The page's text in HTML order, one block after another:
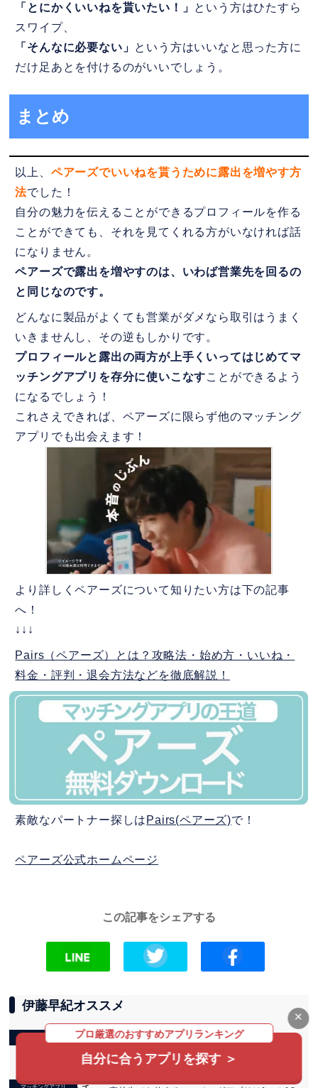
「とにかくいいねを貰いたい！」 という方はひたすら
スワイプ、
「そんなに必要ない」 という方はいいなと思った方に
だけ足あとを付けるのがいいでしょう。
まとめ
以上、 ペアーズでいいねを貰うために露出を増やす方
法でした！
自分の魅力を伝えることができるプロフィールを作る
ことができても、それを見てくれる方がいなければ話
になりません。
ペアーズで露出を増やすのは、いわば営業先を回るの
と同じなのです。
どんなに製品がよくても営業がダメなら取引はうまく
いきませんし、その逆もしかりです。
プロフィールと露出の両方が上手くいってはじめてマ
ッチングアプリを存分に使いこなすことができるよう
になるでしょう！
これさえできれば、ペアーズに限らず他のマッチング
アプリでも出会えます！
より詳しくペアーズについて知りたい方は下の記事
へ！
↓↓↓
Pairs（ペアーズ）とは？攻略法・始め方・いいね・
料金・評判・退会方法などを徹底解説！
素敵なパートナー探しは Pairs(ペアーズ)で！
ペアーズ公式ホームページ
この記事をシェアする
伊藤早紀オススメ
40代におすすめのマッチングアプリ11選！独自調査
で分かったアプリの現状・選び方・出会いのコツ
プロ厳選のおすすめアプリランキング
自分に合うアプリを探す ＞
×